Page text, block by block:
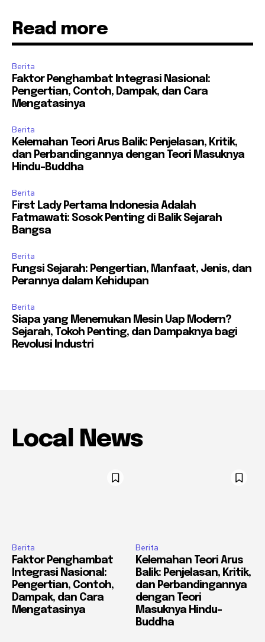
Read more
Berita
Faktor Penghambat Integrasi Nasional:
Pengertian, Contoh, Dampak, dan Cara
Mengatasinya
Berita
Kelemahan Teori Arus Balik: Penjelasan, Kritik,
dan Perbandingannya dengan Teori Masuknya
Hindu-Buddha
Berita
First Lady Pertama Indonesia Adalah
Fatmawati: Sosok Penting di Balik Sejarah
Bangsa
Berita
Fungsi Sejarah: Pengertian, Manfaat, Jenis, dan
Perannya dalam Kehidupan
Berita
Siapa yang Menemukan Mesin Uap Modern?
Sejarah, Tokoh Penting, dan Dampaknya bagi
Revolusi Industri
Local News
Berita
Faktor Penghambat
Integrasi Nasional:
Pengertian, Contoh,
Dampak, dan Cara
Mengatasinya
Berita
Kelemahan Teori Arus
Balik: Penjelasan, Kritik,
dan Perbandingannya
dengan Teori
Masuknya Hindu-
Buddha